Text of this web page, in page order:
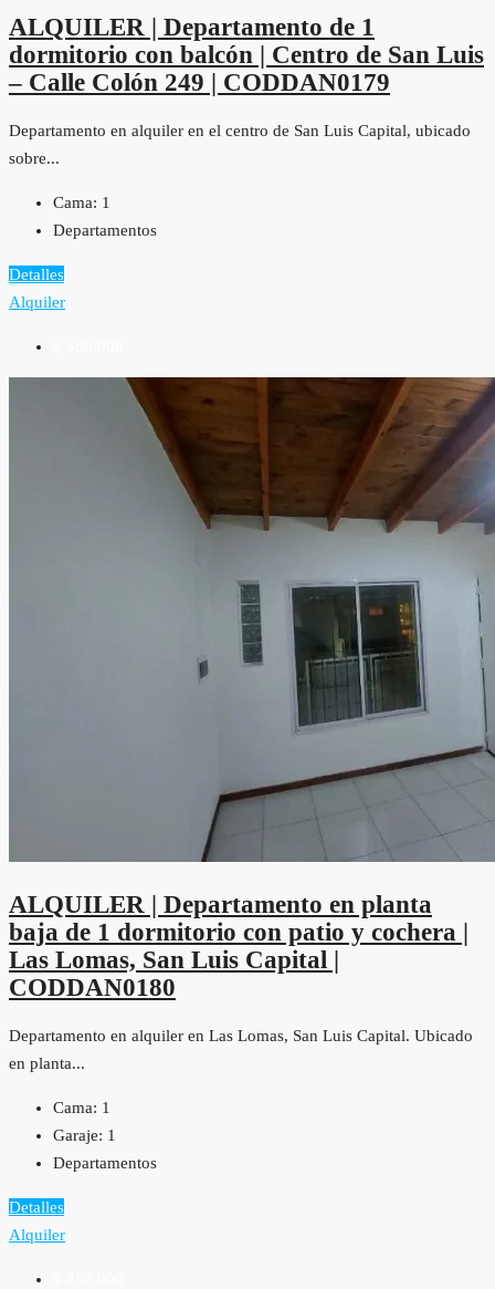
ALQUILER | Departamento de 1
dormitorio con balcón | Centro de San Luis
– Calle Colón 249 | CODDAN0179
Departamento en alquiler en el centro de San Luis Capital, ubicado
sobre...
Cama: 1
Departamentos
Detalles
Alquiler
ALQUILER | Departamento en planta
baja de 1 dormitorio con patio y cochera |
Las Lomas, San Luis Capital |
CODDAN0180
Departamento en alquiler en Las Lomas, San Luis Capital. Ubicado
en planta...
Cama: 1
Garaje: 1
Departamentos
Detalles
Alquiler